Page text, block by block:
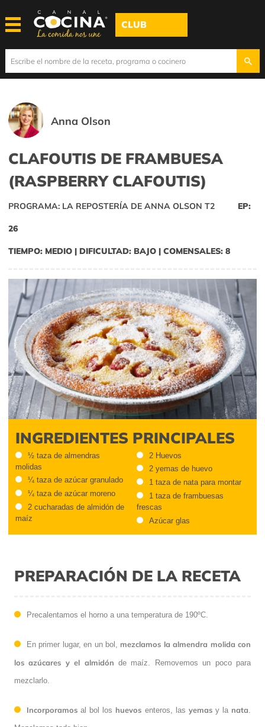
CLUB
Anna Olson
CLAFOUTIS DE FRAMBUESA
(RASPBERRY CLAFOUTIS)
PROGRAMA: LA REPOSTERÍA DE ANNA OLSON T2 EP:
26
TIEMPO: MEDIO | DIFICULTAD: BAJO | COMENSALES: 8
INGREDIENTES PRINCIPALES
½ taza de almendras
molidas
¼ taza de azúcar granulado
¼ taza de azúcar moreno
2 cucharadas de almidón de
maíz
2 Huevos
2 yemas de huevo
1 taza de nata para montar
1 taza de frambuesas
frescas
Azúcar glas
PREPARACIÓN DE LA RECETA
Precalentamos el horno a una temperatura de 190ºC.
En primer lugar, en un bol, mezclamos la almendra molida con
los azúcares y el almidón de maíz. Removemos un poco para
mezclarlo.
Incorporamos al bol los huevos enteros, las yemasy la nata